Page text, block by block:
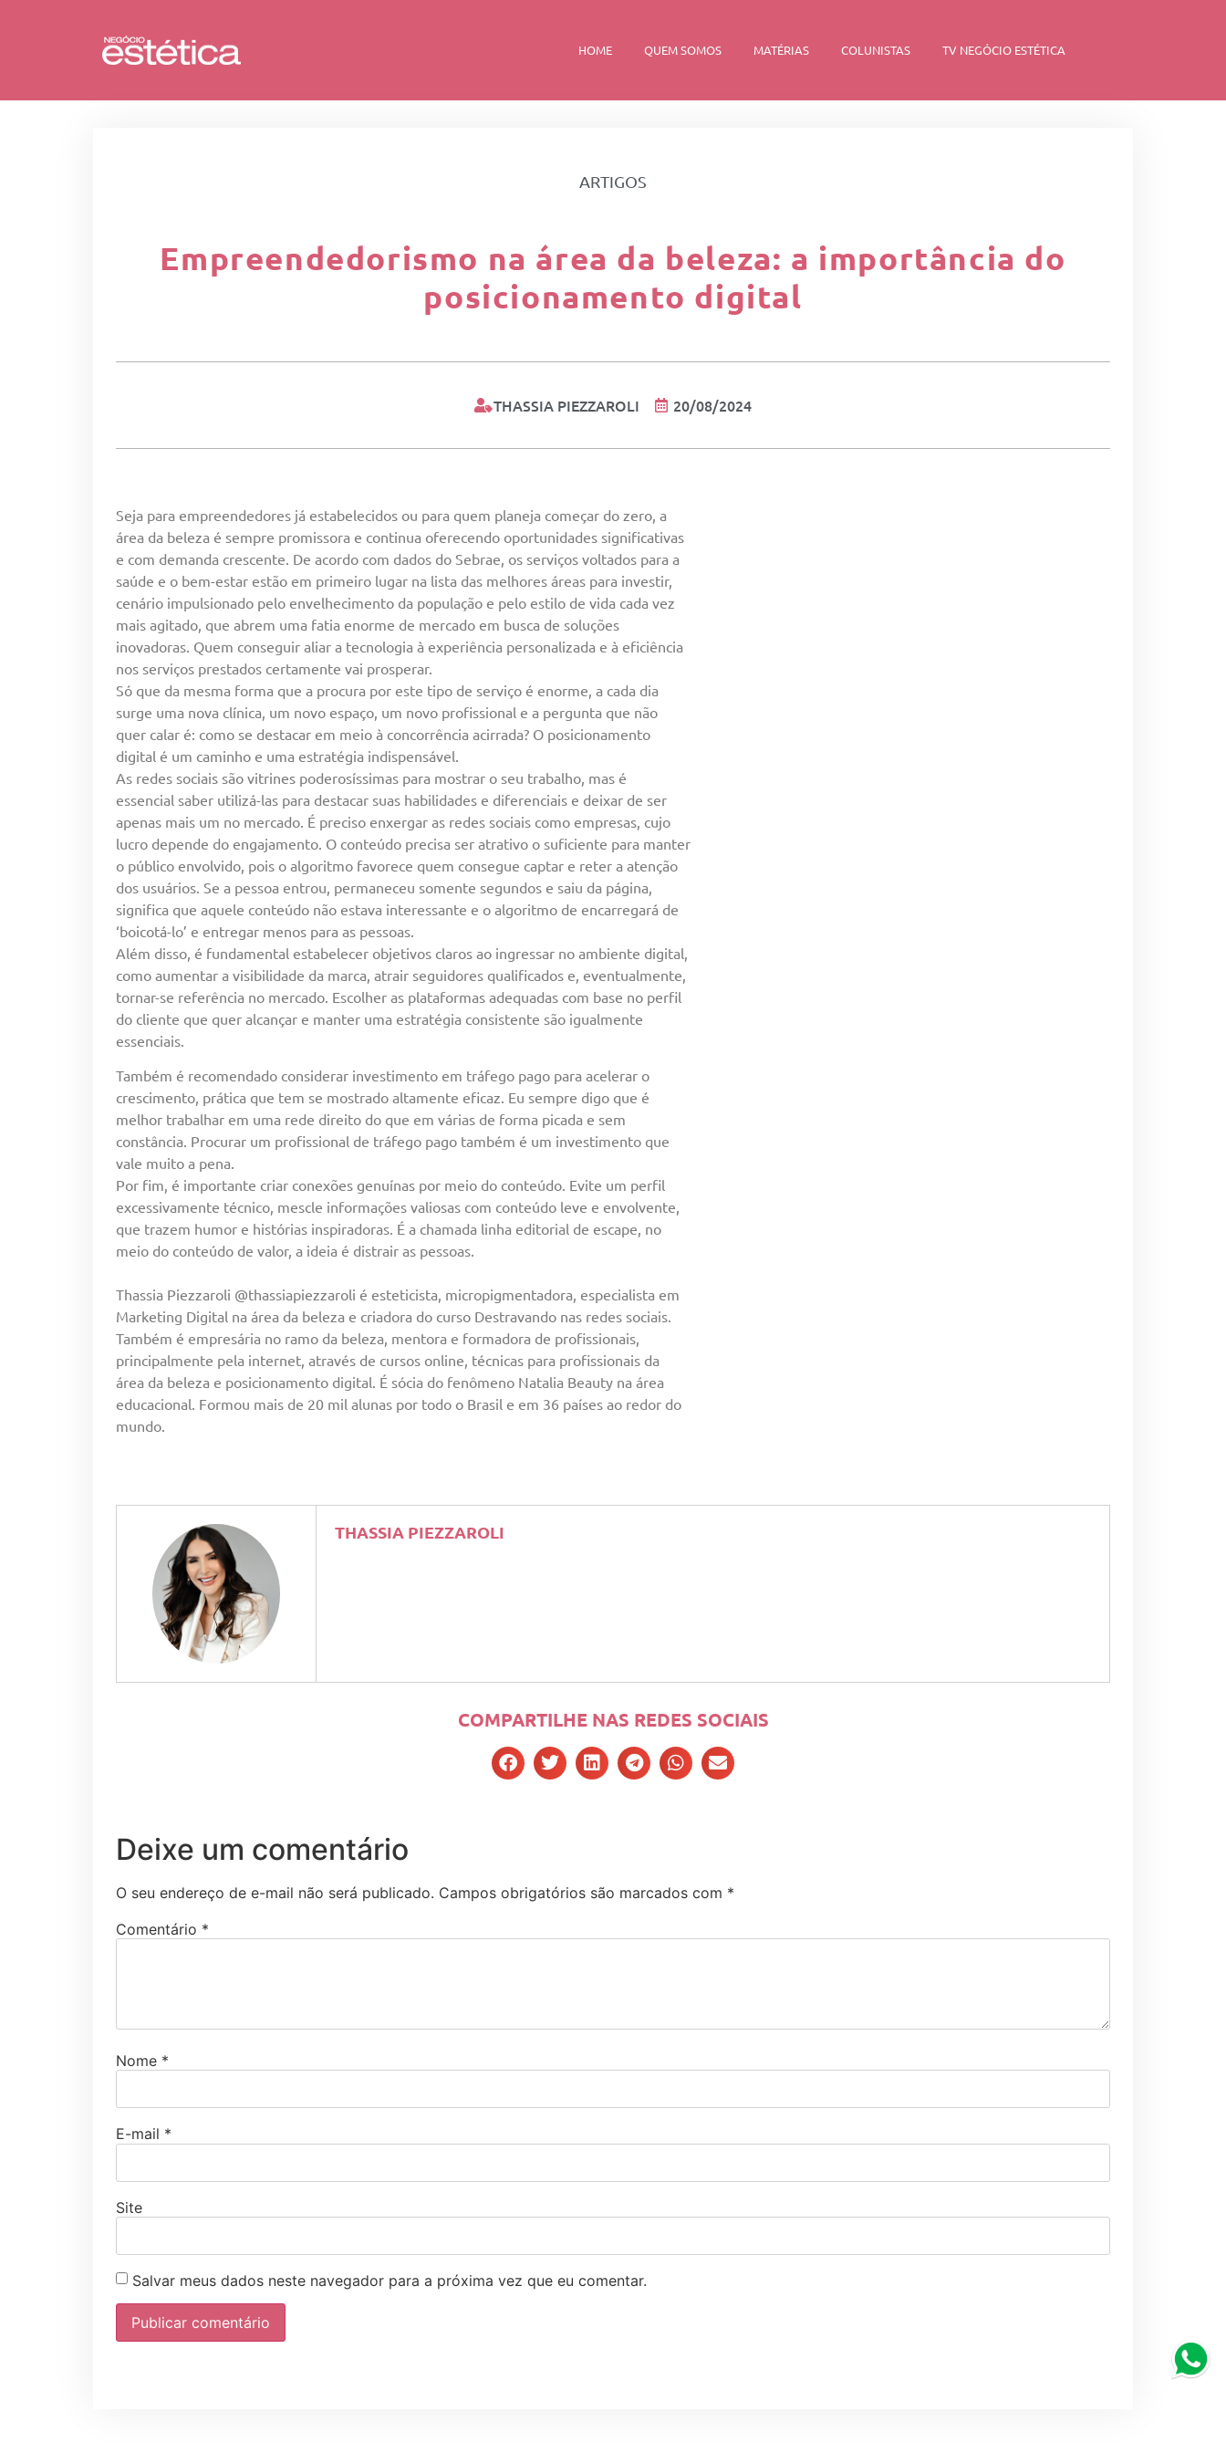
HOME QUEM SOMOS MATÉRIAS COLUNISTAS TV NEGÓCIO ESTÉTICA
ARTIGOS
Empreendedorismo na área da beleza: a importância do
posicionamento digital
THASSIA PIEZZAROLI 20/08/2024
Seja para empreendedores já estabelecidos ou para quem planeja começar do zero, a
área da beleza é sempre promissora e continua oferecendo oportunidades significativas
e com demanda crescente. De acordo com dados do Sebrae, os serviços voltados para a
saúde e o bem-estar estão em primeiro lugar na lista das melhores áreas para investir,
cenário impulsionado pelo envelhecimento da população e pelo estilo de vida cada vez
mais agitado, que abrem uma fatia enorme de mercado em busca de soluções
inovadoras. Quem conseguir aliar a tecnologia à experiência personalizada e à eficiência
nos serviços prestados certamente vai prosperar.
Só que da mesma forma que a procura por este tipo de serviço é enorme, a cada dia
surge uma nova clínica, um novo espaço, um novo profissional e a pergunta que não
quer calar é: como se destacar em meio à concorrência acirrada? O posicionamento
digital é um caminho e uma estratégia indispensável.
As redes sociais são vitrines poderosíssimas para mostrar o seu trabalho, mas é
essencial saber utilizá-las para destacar suas habilidades e diferenciais e deixar de ser
apenas mais um no mercado. É preciso enxergar as redes sociais como empresas, cujo
lucro depende do engajamento. O conteúdo precisa ser atrativo o suficiente para manter
o público envolvido, pois o algoritmo favorece quem consegue captar e reter a atenção
dos usuários. Se a pessoa entrou, permaneceu somente segundos e saiu da página,
significa que aquele conteúdo não estava interessante e o algoritmo de encarregará de
‘boicotá-lo’ e entregar menos para as pessoas.
Além disso, é fundamental estabelecer objetivos claros ao ingressar no ambiente digital,
como aumentar a visibilidade da marca, atrair seguidores qualificados e, eventualmente,
tornar-se referência no mercado. Escolher as plataformas adequadas com base no perfil
do cliente que quer alcançar e manter uma estratégia consistente são igualmente
essenciais.
Também é recomendado considerar investimento em tráfego pago para acelerar o
crescimento, prática que tem se mostrado altamente eficaz. Eu sempre digo que é
melhor trabalhar em uma rede direito do que em várias de forma picada e sem
constância. Procurar um profissional de tráfego pago também é um investimento que
vale muito a pena.
Por fim, é importante criar conexões genuínas por meio do conteúdo. Evite um perfil
excessivamente técnico, mescle informações valiosas com conteúdo leve e envolvente,
que trazem humor e histórias inspiradoras. É a chamada linha editorial de escape, no
meio do conteúdo de valor, a ideia é distrair as pessoas.
Thassia Piezzaroli @thassiapiezzaroli é esteticista, micropigmentadora, especialista em
Marketing Digital na área da beleza e criadora do curso Destravando nas redes sociais.
Também é empresária no ramo da beleza, mentora e formadora de profissionais,
principalmente pela internet, através de cursos online, técnicas para profissionais da
área da beleza e posicionamento digital. É sócia do fenômeno Natalia Beauty na área
educacional. Formou mais de 20 mil alunas por todo o Brasil e em 36 países ao redor do
mundo.
THASSIA PIEZZAROLI
COMPARTILHE NAS REDES SOCIAIS
Deixe um comentário
O seu endereço de e-mail não será publicado. Campos obrigatórios são marcados com *
Comentário *
Nome *
E-mail *
Site
Salvar meus dados neste navegador para a próxima vez que eu comentar.